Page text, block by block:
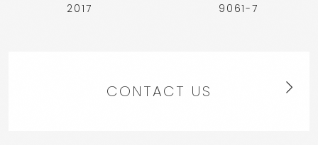
2017 9061-7
CONTACT US